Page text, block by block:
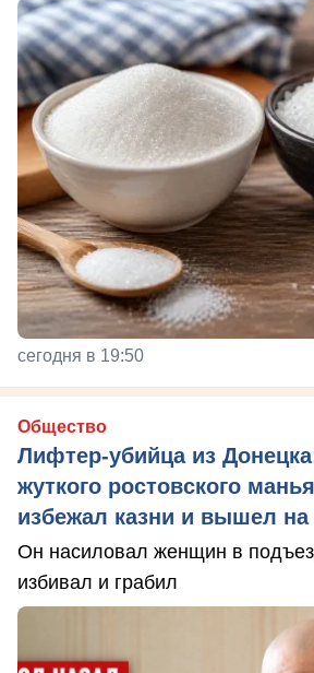
сегодня в 19:50
Общество
Лифтер-убийца из
жуткого ростовского
избежал казни и вышел на
Он насиловал женщин в
избивал и грабил